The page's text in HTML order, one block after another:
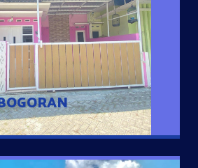
BOGORAN
dengan Konsep Rumah Pintar
Penghuni mengakses rumahnya